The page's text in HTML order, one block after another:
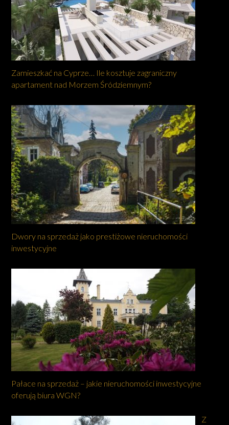
Zamieszkać na Cyprze… Ile kosztuje zagraniczny
apartament nad Morzem Śródziemnym?
Dwory na sprzedaż jako prestiżowe nieruchomości
inwestycyjne
Pałace na sprzedaż – jakie nieruchomości inwestycyjne
oferują biura WGN?
Z